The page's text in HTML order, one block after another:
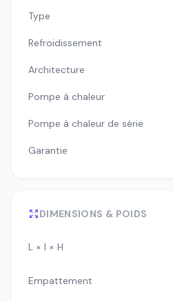
Type
Refroidissement
Architecture
Pompe à chaleur
Pompe à chaleur de série
Garantie
DIMENSIONS & POIDS
L × l × H
Empattement